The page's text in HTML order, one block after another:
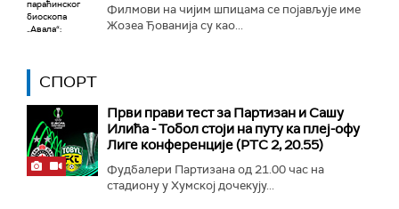
Филмови на чијим шпицама се појављује име
Жозеа Ђованија су као...
СПОРТ
Први прави тест за Партизан и Сашу
Илића - Тобол стоји на путу ка плеј-офу
Лиге конференције (РТС 2, 20.55)
Фудбалери Партизана од 21.00 час на
стадиону у Хумској дочекују...